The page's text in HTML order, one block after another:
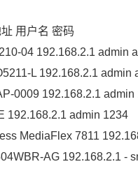
用户名 密码
04 192.168.2.1 admin
L 192.168.2.1 admin
0009 192.168.2.1 admin
192.168.2.1 admin 1234
MediaFlex 7811
AG 192.168.2.1 -